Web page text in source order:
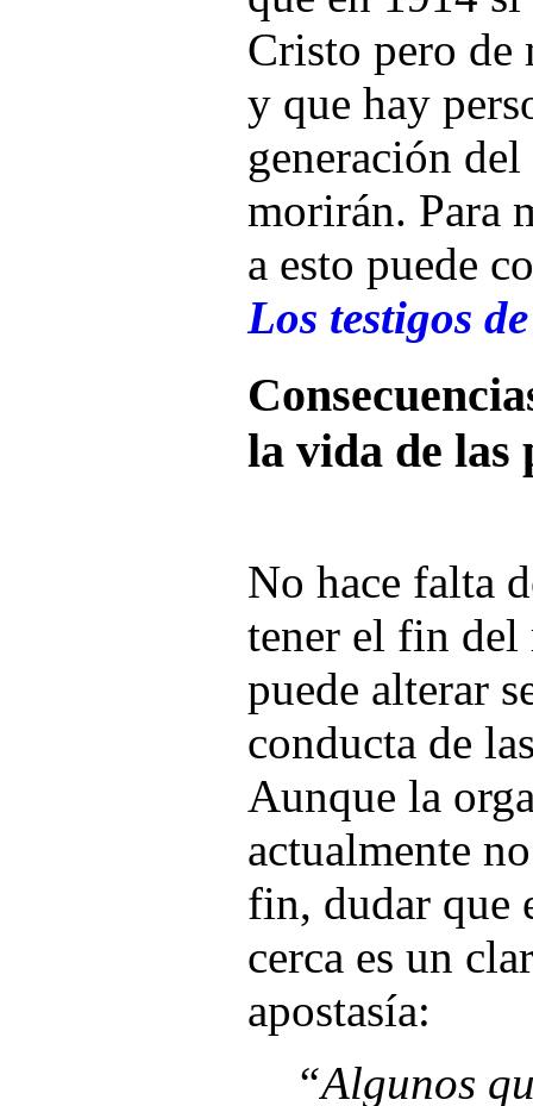
Cristo pero de
y que hay
generación
morirán. Para
a esto puede
Los testigos
la vida de las
No hace falta
tener el fin
puede alterar
conducta de
Aunque la
actualmente
fin, dudar que
cerca es un
apostasía:
“Algunos